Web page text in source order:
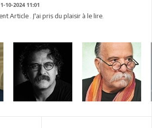
10-2024 11:01
Article . J'ai pris du plaisir à le lire.